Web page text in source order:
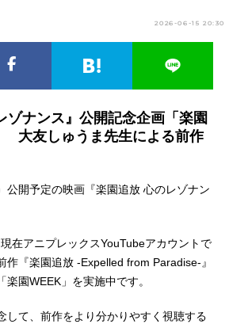
2026-06-15 20:30
ゾナンス』公開記念企画「楽園
大友しゅうま先生による前作
公開予定の映画『楽園追放 心のレゾナン
在アニプレックスYouTubeアカウントで
作『楽園追放 -Expelled from Paradise-』
園WEEK」を実施中です。
して、前作をより分かりやすく視聴する